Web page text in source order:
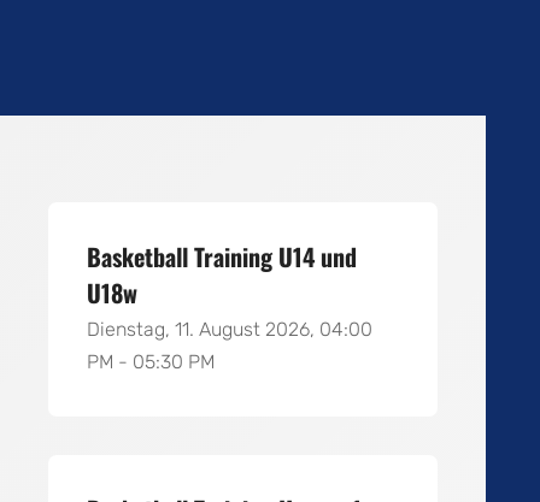
Basketball Training U14 und
U18w
Dienstag, 11. August 2026, 04:00
PM - 05:30 PM